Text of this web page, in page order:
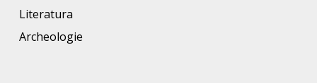
Literatura
Archeologie